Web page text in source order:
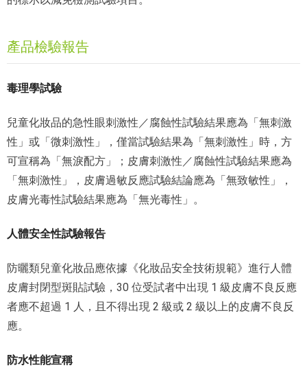
產品檢驗報告
毒理學試驗
兒童化妝品的急性眼刺激性／腐蝕性試驗結果應為「無刺激
性」或「微刺激性」，僅當試驗結果為「無刺激性」時，方
可宣稱為「無淚配方」；皮膚刺激性／腐蝕性試驗結果應為
「無刺激性」，皮膚過敏反應試驗結論應為「無致敏性」，
皮膚光毒性試驗結果應為「無光毒性」。
人體安全性試驗報告
防曬類兒童化妝品應依據《化妝品安全技術規範》進行人體
皮膚封閉型斑貼試驗，30 位受試者中出現 1 級皮膚不良反應
者應不超過 1 人，且不得出現 2 級或 2 級以上的皮膚不良反
應。
防水性能宣稱